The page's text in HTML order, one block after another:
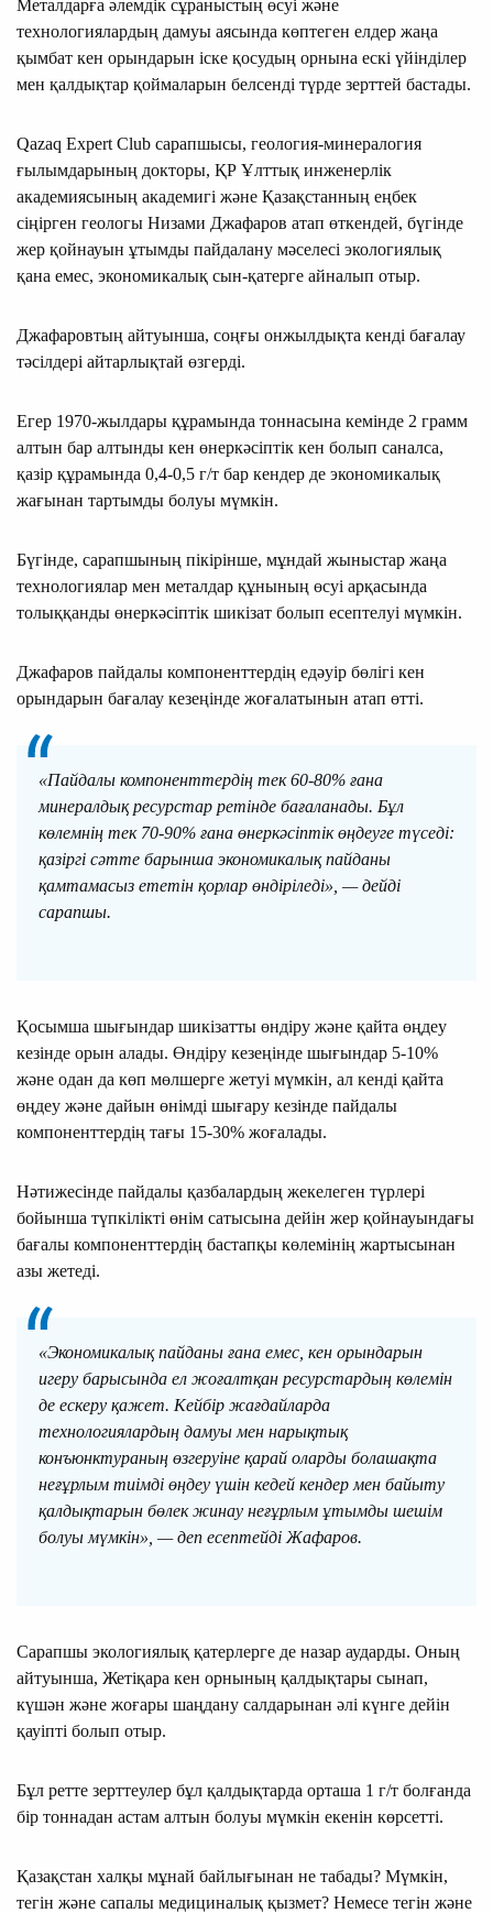
Металдарға әлемдік сұраныстың өсуі және
технологиялардың дамуы аясында көптеген елдер жаңа
қымбат кен орындарын іске қосудың орнына ескі үйінділер
мен қалдықтар қоймаларын белсенді түрде зерттей бастады.
Qazaq Expert Club сарапшысы, геология-минералогия
ғылымдарының докторы, ҚР Ұлттық инженерлік
академиясының академигі және Қазақстанның еңбек
сіңірген геологы Низами Джафаров атап өткендей, бүгінде
жер қойнауын ұтымды пайдалану мәселесі экологиялық
қана емес, экономикалық сын-қатерге айналып отыр.
Джафаровтың айтуынша, соңғы онжылдықта кенді бағалау
тәсілдері айтарлықтай өзгерді.
Егер 1970-жылдары құрамында тоннасына кемінде 2 грамм
алтын бар алтынды кен өнеркәсіптік кен болып саналса,
қазір құрамында 0,4-0,5 г/т бар кендер де экономикалық
жағынан тартымды болуы мүмкін.
Бүгінде, сарапшының пікірінше, мұндай жыныстар жаңа
технологиялар мен металдар құнының өсуі арқасында
толыққанды өнеркәсіптік шикізат болып есептелуі мүмкін.
Джафаров пайдалы компоненттердің едәуір бөлігі кен
орындарын бағалау кезеңінде жоғалатынын атап өтті.
«Пайдалы компоненттердің тек 60-80% ғана
минералдық ресурстар ретінде бағаланады. Бұл
көлемнің тек 70-90% ғана өнеркәсіптік өңдеуге түседі:
қазіргі сәтте барынша экономикалық пайданы
қамтамасыз ететін қорлар өндіріледі», — дейді
сарапшы.
Қосымша шығындар шикізатты өндіру және қайта өңдеу
кезінде орын алады. Өндіру кезеңінде шығындар 5-10%
және одан да көп мөлшерге жетуі мүмкін, ал кенді қайта
өңдеу және дайын өнімді шығару кезінде пайдалы
компоненттердің тағы 15-30% жоғалады.
Нәтижесінде пайдалы қазбалардың жекелеген түрлері
бойынша түпкілікті өнім сатысына дейін жер қойнауындағы
бағалы компоненттердің бастапқы көлемінің жартысынан
азы жетеді.
«Экономикалық пайданы ғана емес, кен орындарын
игеру барысында ел жоғалтқан ресурстардың көлемін
де ескеру қажет. Кейбiр жағдайларда
технологиялардың дамуы мен нарықтық
конъюнктураның өзгеруiне қарай оларды болашақта
неғұрлым тиiмдi өңдеу үшiн кедей кендер мен байыту
қалдықтарын бөлек жинау неғұрлым ұтымды шешiм
болуы мүмкiн», — деп есептейдi Жафаров.
Сарапшы экологиялық қатерлерге де назар аударды. Оның
айтуынша, Жетіқара кен орнының қалдықтары сынап,
күшән және жоғары шаңдану салдарынан әлі күнге дейін
қауіпті болып отыр.
Бұл ретте зерттеулер бұл қалдықтарда орташа 1 г/т болғанда
бір тоннадан астам алтын болуы мүмкін екенін көрсетті.
Қазақстан халқы мұнай байлығынан не табады? Мүмкін,
тегін және сапалы медициналық қызмет? Немесе тегін және